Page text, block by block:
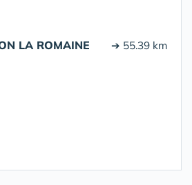
LA ROMAINE ➔ 55.39 km